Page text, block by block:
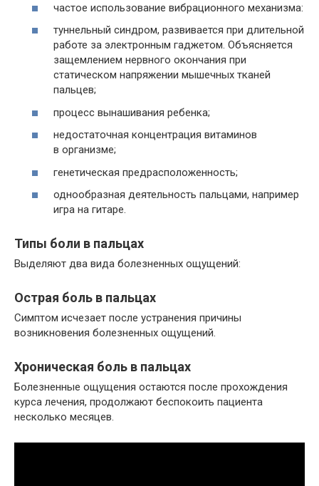
частое использование вибрационного механизма:
туннельный синдром, развивается при длительной
работе за электронным гаджетом. Объясняется
защемлением нервного окончания при
статическом напряжении мышечных тканей
пальцев;
процесс вынашивания ребенка;
недостаточная концентрация витаминов
в организме;
генетическая предрасположенность;
однообразная деятельность пальцами, например
игра на гитаре.
Типы боли в пальцах
Выделяют два вида болезненных ощущений:
Острая боль в пальцах
Симптом исчезает после устранения причины
возникновения болезненных ощущений.
Хроническая боль в пальцах
Болезненные ощущения остаются после прохождения
курса лечения, продолжают беспокоить пациента
несколько месяцев.